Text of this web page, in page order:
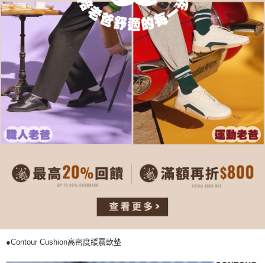
權轉讓予恩沛科技股份有限公司。
２．關於個人資料處理事宜，請瀏覽以下網址：
https://aftee.tw/terms/#terms3
３．未成年的使用者請事先徵得法定代理人或監護人之同意方可使用
「AFTEE先享後付」，若未經同意申辦者引起之損失，本公司不負相關責
任。
４．使用「AFTEE先享後付」時，將依據個別帳號之用戶狀況，依本公司即
時審查核予不同之上限額度；若仍有額度不足之情形，本公司將視審查結果
請求用戶進行身份認證。
５．嚴禁一人註冊多個帳號或使用他人資訊註冊。若發現惡意使用之情形，
恩沛科技股份有限公司將有權停止該用戶之使用額度並採取法律行動。
●Contour Cushion高密度緩震軟墊